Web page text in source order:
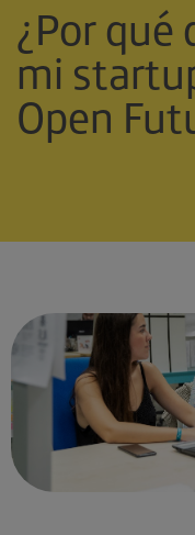
¿Por qué
mi
Open